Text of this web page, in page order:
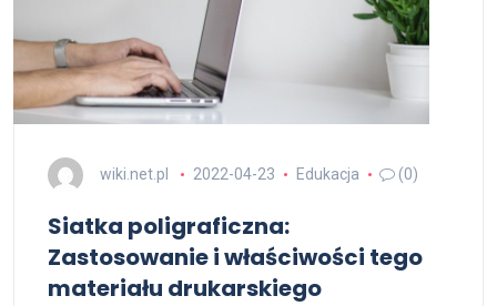
wiki.net.pl 2022-04-23 Edukacja (0)
Siatka poligraficzna:
Zastosowanie i właściwości tego
materiału drukarskiego